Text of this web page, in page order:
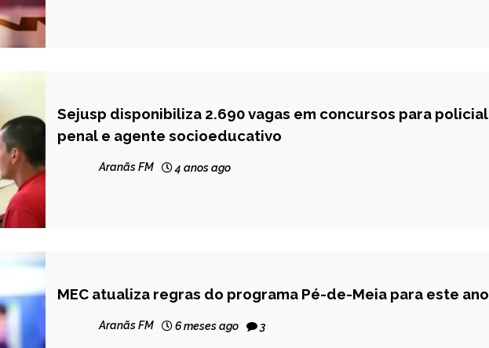
CAPELINHA
MINAS
Sejusp disponibiliza 2.690 vagas em concursos para policial
penal e agente socioeducativo
Aranãs FM 4 anos ago
BRASIL
NOTÍCIAS
MEC atualiza regras do programa Pé-de-Meia para este ano
Aranãs FM 6 meses ago 3